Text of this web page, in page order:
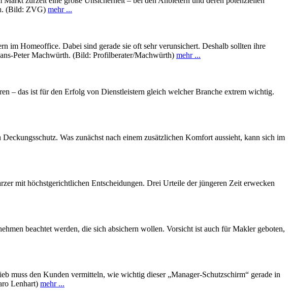
(Bild: ZVG) mehr ...
im Homeoffice. Dabei sind gerade sie oft sehr verunsichert. Deshalb sollten ihre
Peter Machwürth. (Bild: Profilberater/Machwürth) mehr ...
– das ist für den Erfolg von Dienstleistern gleich welcher Branche extrem wichtig.
Was zunächst nach einem zusätzlichen Komfort aussieht, kann sich im
mit höchstgerichtlichen Entscheidungen. Drei Urteile der jüngeren Zeit erwecken
beachtet werden, die sich absichern wollen. Vorsicht ist auch für Makler geboten,
muss den Kunden vermitteln, wie wichtig dieser „Manager-Schutzschirm“ gerade in
Lenhart) mehr ...